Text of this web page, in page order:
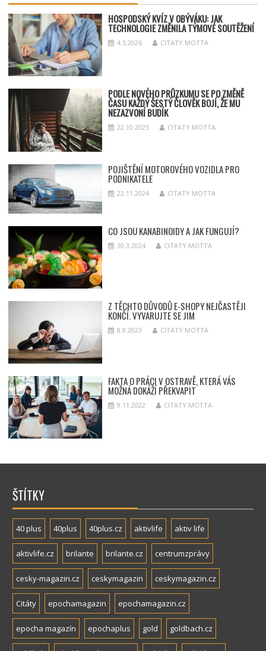
HOSPODSKÝKVÍZ V OBÝVÁKU: JAK
TECHNOLOGIE ZMĚNILA TÝMOVÉ SOUTĚŽENÍ
4.5.2026 CITATY MOTTA
PODLE NOVÉHO PRŮZKUMU SE PO ZMĚNĚ
ČASU KAŽDÝ ŠESTÝ ČLOVĚK BOJÍ, ŽE MU
NEZAZVONÍ BUDÍK
22.10.2025 CITATY MOTTA
POJIŠTĚNÍ MOTOROVÉHO VOZIDLA PRO
PODNIKATELE
22.11.2024 CITATY MOTTA
CO JSOU KANABINOIDY A JAK FUNGUJÍ?
30.3.2024 CITATY MOTTA
Z TĚCHTO DŮVODŮ E-SHOPY NEJČASTĚJI
KONČÍ. VYVARUJTE SE JIM
8.8.2023 CITATY MOTTA
FAKTA O PRÁCI V OSTRAVĚ, KTERÁ VÁS
MOŽNÁ DOKÁŽÍ PŘEKVAPIT
9.11.2022 CITATY MOTTA
ŠTÍTKY
40 plus 40plus 40plus.cz aktivlife aktiv life
aktivlife.cz brilante brilante.cz centrumzprávy
cesky-magazin.cz ceskymagazin ceskymagazin.cz
Citáty epochamagazin epochamagazin.cz
epocha magazín epochaplus gold goldbach.cz